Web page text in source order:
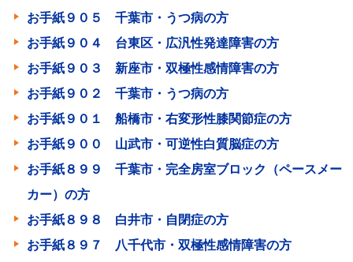
お手紙９０５ 千葉市・うつ病の方
お手紙９０４ 台東区・広汎性発達障害の方
お手紙９０３ 新座市・双極性感情障害の方
お手紙９０２ 千葉市・うつ病の方
お手紙９０１ 船橋市・右変形性膝関節症の方
お手紙９００ 山武市・可逆性白質脳症の方
お手紙８９９ 千葉市・完全房室ブロック（ペースメー
カー）の方
お手紙８９８ 白井市・自閉症の方
お手紙８９７ 八千代市・双極性感情障害の方